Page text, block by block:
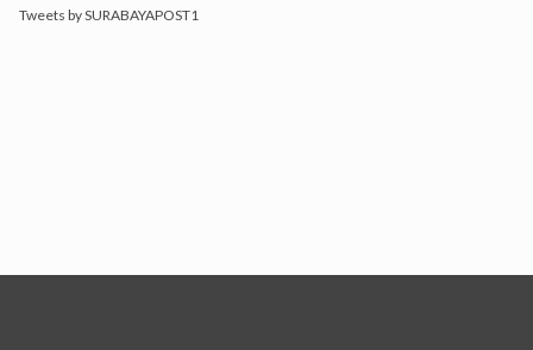
Tweets by SURABAYAPOST1